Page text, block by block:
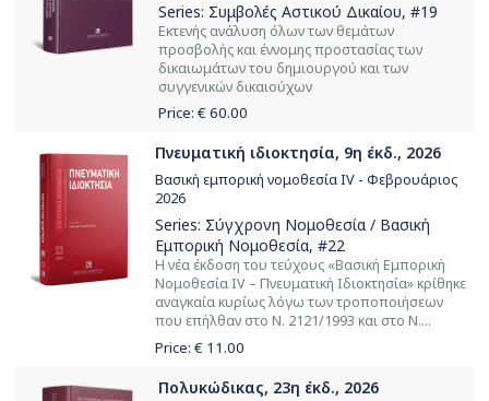
Series: Συμβολές Αστικού Δικαίου, #19
Εκτενής ανάλυση όλων των θεμάτων
προσβολής και έννομης προστασίας των
δικαιωμάτων του δημιουργού και των
συγγενικών δικαιούχων
Price: € 60.00
Πνευματική ιδιοκτησία, 9η έκδ., 2026
Βασική εμπορική νομοθεσία IV - Φεβρουάριος
2026
Series: Σύγχρονη Νομοθεσία / Βασική
Εμπορική Νομοθεσία, #22
Η νέα έκδοση του τεύχους «Βασική Εμπορική
Νομοθεσία ΙV – Πνευματική Ιδιοκτησία» κρίθηκε
αναγκαία κυρίως λόγω των τροποποιήσεων
που επήλθαν στο Ν. 2121/1993 και στο Ν....
Price: € 11.00
Πολυκώδικας, 23η έκδ., 2026